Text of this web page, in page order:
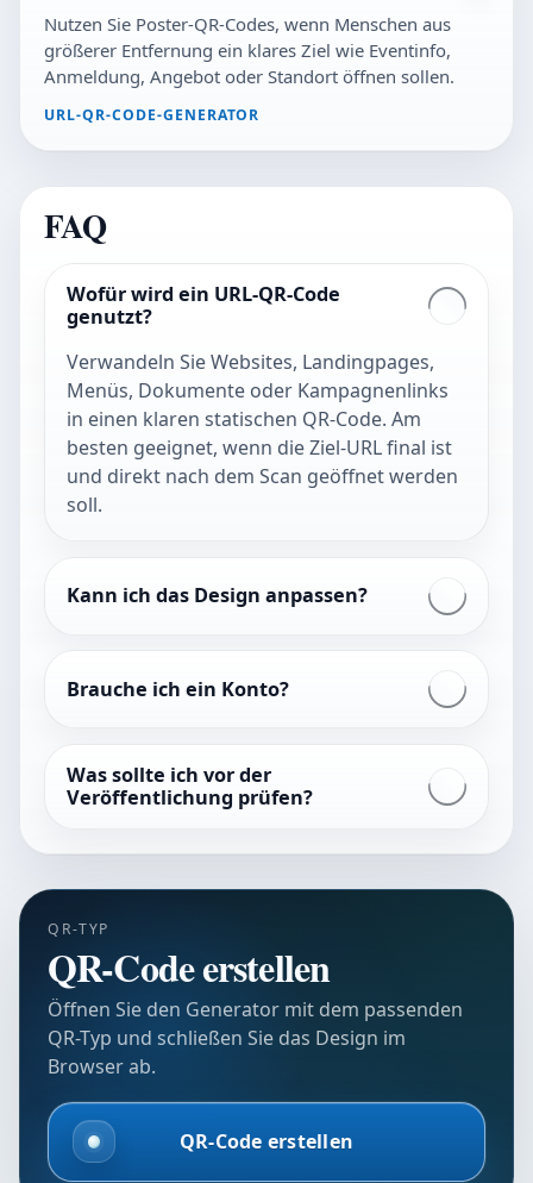
Nutzen Sie Poster-QR-Codes, wenn Menschen aus
größerer Entfernung ein klares Ziel wie Eventinfo,
Anmeldung, Angebot oder Standort öffnen sollen.
URL-QR-CODE-GENERATOR
FAQ
Wofür wird ein URL-QR-Code
genutzt?
Verwandeln Sie Websites, Landingpages,
Menüs, Dokumente oder Kampagnenlinks
in einen klaren statischen QR-Code. Am
besten geeignet, wenn die Ziel-URL final ist
und direkt nach dem Scan geöffnet werden
soll.
Kann ich das Design anpassen?
Brauche ich ein Konto?
Was sollte ich vor der
Veröffentlichung prüfen?
QR-TYP
QR-Code erstellen
Öffnen Sie den Generator mit dem passenden
QR-Typ und schließen Sie das Design im
Browser ab.
QR-Code erstellen